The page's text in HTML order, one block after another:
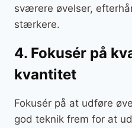
sværere øvelser,
stærkere.
4. Fokusér på
kvantitet
Fokusér på at udføre
god teknik frem for at